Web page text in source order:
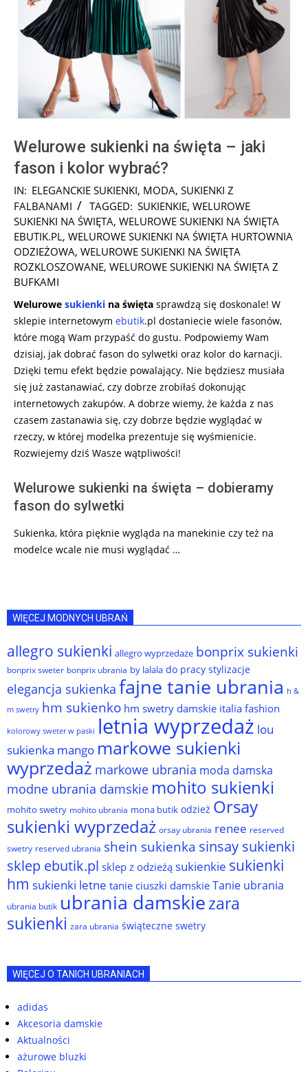
Welurowe sukienki na święta – jaki
fason i kolor wybrać?
2021-
12-
06
IN: ELEGANCKIE SUKIENKI, MODA, SUKIENKI Z
FALBANAMI
TAGGED: SUKIENKIE, WELUROWE
SUKIENKI NA ŚWIĘTA, WELUROWE SUKIENKI NA ŚWIĘTA
EBUTIK.PL, WELUROWE SUKIENKI NA ŚWIĘTA HURTOWNIA
ODZIEŻOWA, WELUROWE SUKIENKI NA ŚWIĘTA
ROZKLOSZOWANE, WELUROWE SUKIENKI NA ŚWIĘTA Z
BUFKAMI
Welurowe sukienki na święta sprawdzą się doskonale! W
sklepie internetowym ebutik.pl dostaniecie wiele fasonów,
które mogą Wam przypaść do gustu. Podpowiemy Wam
dzisiaj, jak dobrać fason do sylwetki oraz kolor do karnacji.
Dzięki temu efekt będzie powalający. Nie będziesz musiała
się już zastanawiać, czy dobrze zrobiłaś dokonując
internetowych zakupów. A dobrze wiemy, że każda z nas
czasem zastanawia się, czy dobrze będzie wyglądać w
rzeczy, w której modelka prezentuje się wyśmienicie.
Rozwiejemy dziś Wasze wątpliwości!
Welurowe sukienki na święta – dobieramy
fason do sylwetki
Sukienka, która pięknie wygląda na manekinie czy też na
modelce wcale nie musi wyglądać …
WIĘCEJ MODNYCH UBRAŃ
allegro sukienki allegro wyprzedaże bonprix sukienki
bonprix sweter bonprix ubrania by lalala do pracy stylizacje
elegancja sukienka fajne tanie ubrania h &
m swetry hm sukienko hm swetry damskie italia fashion
kolorowy sweter w paski letnia wyprzedaż lou
sukienka mango markowe sukienki
wyprzedaż markowe ubrania moda damska
modne ubrania damskie mohito sukienki
mohito swetry mohito ubrania mona butik odzież Orsay
sukienki wyprzedaż orsay ubrania renee reserved
swetry reserved ubrania shein sukienka sinsay sukienki
sklep ebutik.pl sklep z odzieżą sukienkie sukienki
hm sukienki letne tanie ciuszki damskie Tanie ubrania
ubrania butik ubrania damskiezara
sukienki zara ubrania świąteczne swetry
WIĘCEJ O TANICH UBRANIACH
adidas
Akcesoria damskie
Aktualności
ażurowe bluzki